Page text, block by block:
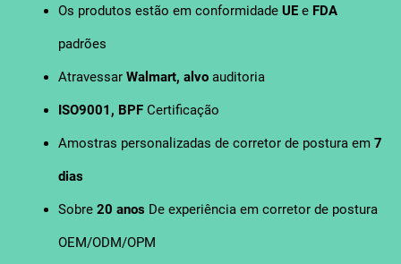
Os produtos estão em conformidade UE e FDA
padrões
Atravessar Walmart, alvo auditoria
ISO9001, BPF Certificação
Amostras personalizadas de corretor de postura em 7
dias
Sobre 20 anos De experiência em corretor de postura
OEM/ODM/OPM